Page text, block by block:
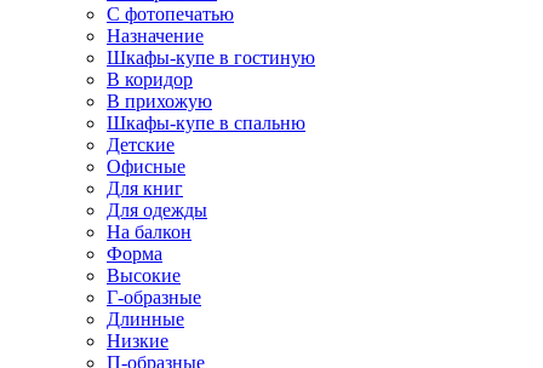
С фотопечатью
Назначение
Шкафы-купе в гостиную
В коридор
В прихожую
Шкафы-купе в спальню
Детские
Офисные
Для книг
Для одежды
На балкон
Форма
Высокие
Г-образные
Длинные
Низкие
П-образные